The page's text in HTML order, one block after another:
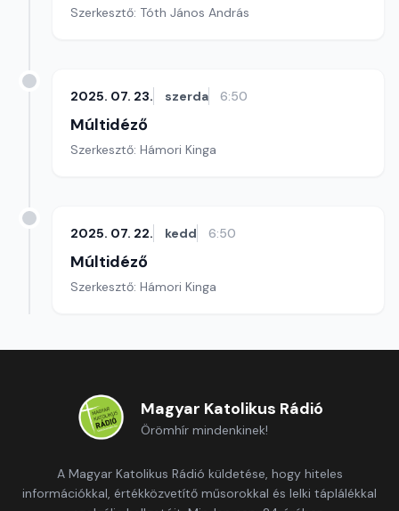
Szerkesztő: Tóth János András
2025. 07. 23. szerda 6:50
Múltidéző
Szerkesztő: Hámori Kinga
2025. 07. 22. kedd 6:50
Múltidéző
Szerkesztő: Hámori Kinga
Magyar Katolikus Rádió
Örömhír mindenkinek!
A Magyar Katolikus Rádió küldetése, hogy hiteles
információkkal, értékközvetítő műsorokkal és lelki táplálékkal